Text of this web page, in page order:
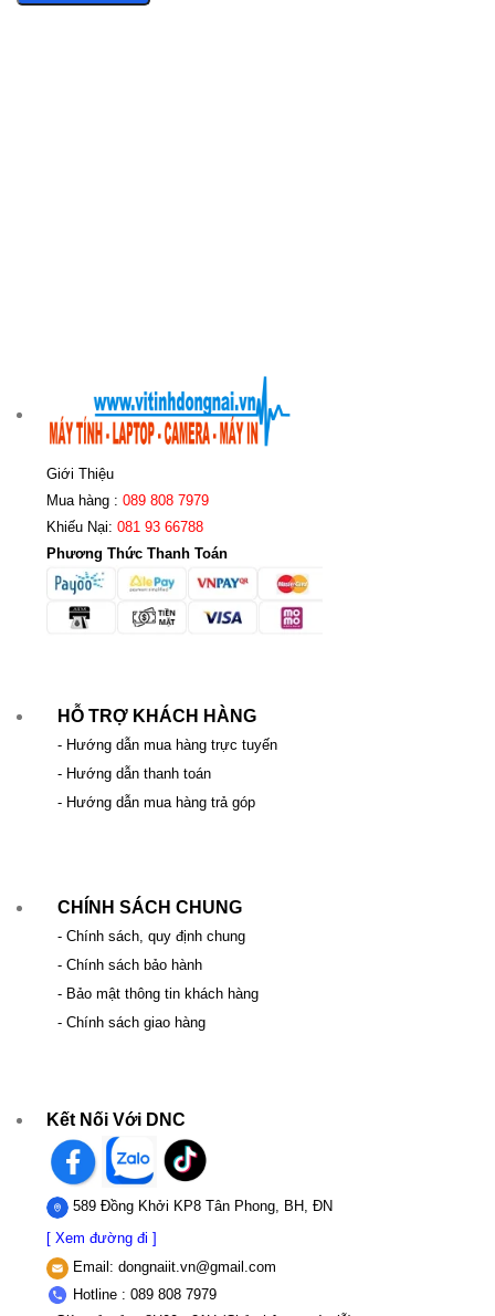
Giới Thiệu
Mua hàng : 089 808 7979
Khiếu Nại: 081 93 66788
Phương Thức Thanh Toán
HỖ TRỢ KHÁCH HÀNG
- Hướng dẫn mua hàng trực tuyến
- Hướng dẫn thanh toán
- Hướng dẫn mua hàng trả góp
CHÍNH SÁCH CHUNG
- Chính sách, quy định chung
- Chính sách bảo hành
- Bảo mật thông tin khách hàng
- Chính sách giao hàng
Kết Nối Với DNC
589 Đồng Khởi KP8 Tân Phong, BH, ĐN
[ Xem đường đi ]
Email: dongnaiit.vn@gmail.com
Hotline : 089 808 7979